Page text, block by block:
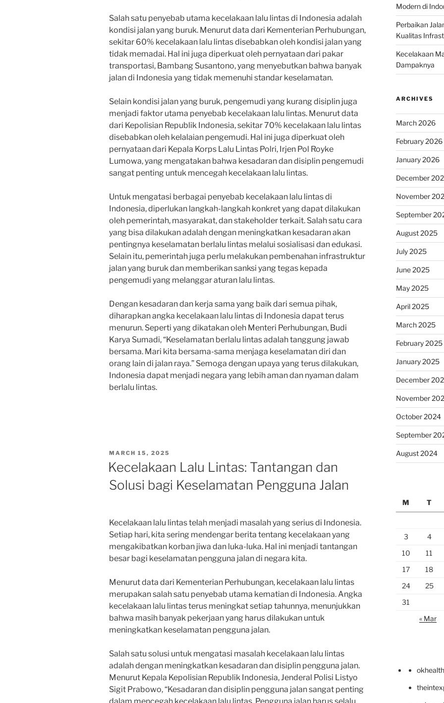
Salah satu penyebab utama kecelakaan lalu lintas di Indonesia adalah
kondisi jalan yang buruk. Menurut data dari Kementerian Perhubungan,
sekitar 60% kecelakaan lalu lintas disebabkan oleh kondisi jalan yang
tidak memadai. Hal ini juga diperkuat oleh pernyataan dari pakar
transportasi, Bambang Susantono, yang menyebutkan bahwa banyak
jalan di Indonesia yang tidak memenuhi standar keselamatan.
Selain kondisi jalan yang buruk, pengemudi yang kurang disiplin juga
menjadi faktor utama penyebab kecelakaan lalu lintas. Menurut data
dari Kepolisian Republik Indonesia, sekitar 70% kecelakaan lalu lintas
disebabkan oleh kelalaian pengemudi. Hal ini juga diperkuat oleh
pernyataan dari Kepala Korps Lalu Lintas Polri, Irjen Pol Royke
Lumowa, yang mengatakan bahwa kesadaran dan disiplin pengemudi
sangat penting untuk mencegah kecelakaan lalu lintas.
Untuk mengatasi berbagai penyebab kecelakaan lalu lintas di
Indonesia, diperlukan langkah-langkah konkret yang dapat dilakukan
oleh pemerintah, masyarakat, dan stakeholder terkait. Salah satu cara
yang bisa dilakukan adalah dengan meningkatkan kesadaran akan
pentingnya keselamatan berlalu lintas melalui sosialisasi dan edukasi.
Selain itu, pemerintah juga perlu melakukan pembenahan infrastruktur
jalan yang buruk dan memberikan sanksi yang tegas kepada
pengemudi yang melanggar aturan lalu lintas.
Dengan kesadaran dan kerja sama yang baik dari semua pihak,
diharapkan angka kecelakaan lalu lintas di Indonesia dapat terus
menurun. Seperti yang dikatakan oleh Menteri Perhubungan, Budi
Karya Sumadi, “Keselamatan berlalu lintas adalah tanggung jawab
bersama. Mari kita bersama-sama menjaga keselamatan diri dan
orang lain di jalan raya.” Semoga dengan upaya yang terus dilakukan,
Indonesia dapat menjadi negara yang lebih aman dan nyaman dalam
berlalu lintas.
POSTED
MARCH 15, 2025
Kecelakaan Lalu Lintas: Tantangan dan
Solusi bagi Keselamatan Pengguna Jalan
Kecelakaan lalu lintas telah menjadi masalah yang serius di Indonesia.
Setiap hari, kita sering mendengar berita tentang kecelakaan yang
mengakibatkan korban jiwa dan luka-luka. Hal ini menjadi tantangan
besar bagi keselamatan pengguna jalan di negara kita.
Menurut data dari Kementerian Perhubungan, kecelakaan lalu lintas
merupakan salah satu penyebab utama kematian di Indonesia. Angka
kecelakaan lalu lintas terus meningkat setiap tahunnya, menunjukkan
bahwa masih banyak pekerjaan yang harus dilakukan untuk
meningkatkan keselamatan pengguna jalan.
Salah satu solusi untuk mengatasi masalah kecelakaan lalu lintas
adalah dengan meningkatkan kesadaran dan disiplin pengguna jalan.
Menurut Kepala Kepolisian Republik Indonesia, Jenderal Polisi Listyo
Sigit Prabowo, “Kesadaran dan disiplin pengguna jalan sangat penting
Modern di
Perbaikan
Kualitas
Kecelakaan
Dampaknya
ARCHIVES
March 2026
February 2026
January 2026
December
November
September
August 2025
July 2025
June 2025
May 2025
April 2025
March 2025
February 2025
January 2025
December
November
October 2024
September
August 2024
M
T
3
4
10
11
17
18
24
25
31
« Mar